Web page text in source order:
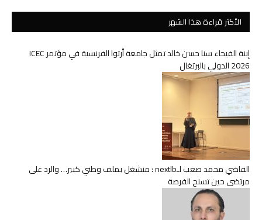
الأكثر قراءة هذا الشهر
إبنة الفيحاء سنا حسن خالد تمثل جامعة أرتوا الفرنسية في مؤتمر ICEC
2026 الدولي بالبرتغال
القاضي محمد صعب لـnextlb : منشغل بملف وطني كبير… والرد على
مرتضى حين تسنح الفرصة